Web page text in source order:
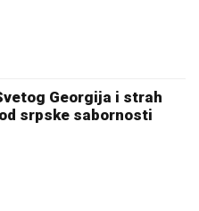
Georgija i strah
srpske sabornosti